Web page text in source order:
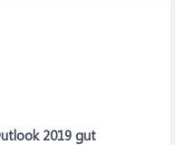
2019 gut